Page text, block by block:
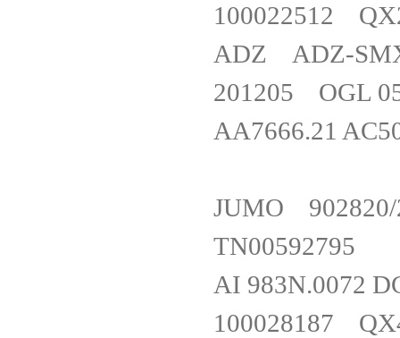
100022512
ADZ ADZ-
201205
AA7666.21
JUMO 902820/
AI
100028187